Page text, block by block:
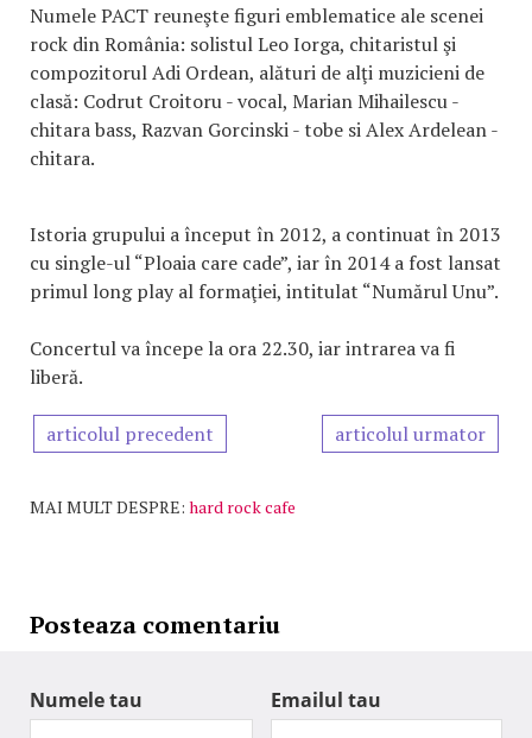
Numele PACT reuneşte figuri emblematice ale scenei
rock din România: solistul Leo Iorga, chitaristul şi
compozitorul Adi Ordean, alături de alţi muzicieni de
clasă: Codrut Croitoru - vocal, Marian Mihailescu -
chitara bass, Razvan Gorcinski - tobe si Alex Ardelean -
chitara.
Istoria grupului a început în 2012, a continuat în 2013
cu single-ul “Ploaia care cade”, iar în 2014 a fost lansat
primul long play al formaţiei, intitulat “Numărul Unu”.
Concertul va începe la ora 22.30, iar intrarea va fi
liberă.
articolul precedent articolul urmator
MAI MULT DESPRE: hard rock cafe
Posteaza comentariu
Numele tau Emailul tau